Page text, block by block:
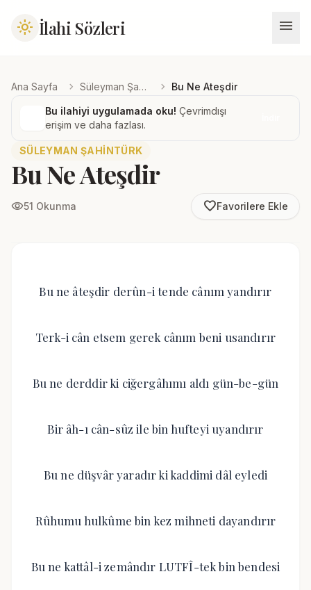
light_mode İlahi Sözleri menu
Ana Sayfa chevron_right Süleyman Şahintürk chevron_right Bu Ne Ateşdir
Bu ilahiyi uygulamada oku! Çevrimdışı
erişim ve daha fazlası.
SÜLEYMAN ŞAHINTÜRK
Bu Ne Ateşdir
visibility51 Okunma favorite_borderFavorilere Ekle
Bu ne âteşdir derûn-i tende cânım yandırır
Terk-i cân etsem gerek cânım beni usandırır
Bu ne derddir ki ciğergâhımı aldı gün-be-gün
Bir âh-ı cân-sûz ile bin hufteyi uyandırır
Bu ne düşvâr yaradır ki kaddimi dâl eyledi
Rûhumu hulkûme bin kez mihneti dayandırır
Bu ne kattâl-i zemândır LUTFÎ-tek bin bendesi